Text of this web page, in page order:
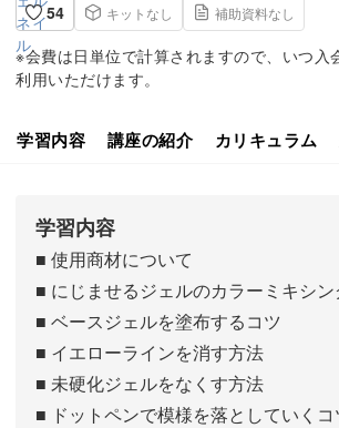
54
キットなし 補助資料なし
※会費は日単位で計算されますので、いつ入
利用いただけます。
学習内容 講座の紹介 カリキュラム
学習内容
■ 使用商材について
■ にじませるジェルのカラーミキシ
■ ベースジェルを塗布するコツ
■ イエローラインを消す方法
■ 未硬化ジェルをなくす方法
■ ドットペンで模様を落としていくコ